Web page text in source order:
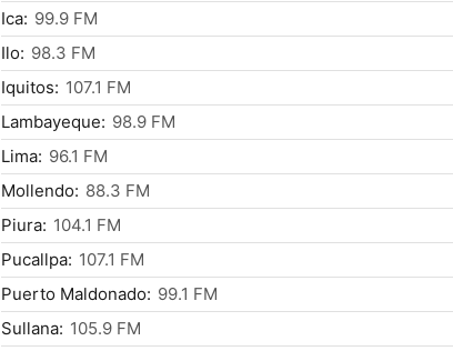
Ica: 99.9 FM
Ilo: 98.3 FM
Iquitos: 107.1 FM
Lambayeque: 98.9 FM
Lima: 96.1 FM
Mollendo: 88.3 FM
Piura: 104.1 FM
Pucallpa: 107.1 FM
Puerto Maldonado: 99.1 FM
Sullana: 105.9 FM